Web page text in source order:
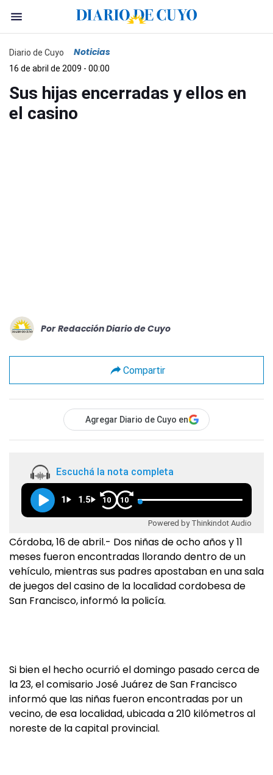
Diario de Cuyo Noticias
16 de abril de 2009 - 00:00
Sus hijas encerradas y ellos en
el casino
Por Redacción Diario de Cuyo
Compartir
Agregar Diario de Cuyo en
Escuchá la nota completa
1 1.5 10 10
Powered by Thinkindot Audio
Córdoba, 16 de abril.- Dos niñas de ocho años y 11
meses fueron encontradas llorando dentro de un
vehículo, mientras sus padres apostaban en una sala
de juegos del casino de la localidad cordobesa de
San Francisco, informó la policía.
Si bien el hecho ocurrió el domingo pasado cerca de
la 23, el comisario José Juárez de San Francisco
informó que las niñas fueron encontradas por un
vecino, de esa localidad, ubicada a 210 kilómetros al
noreste de la capital provincial.